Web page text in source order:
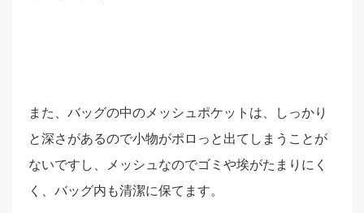
また、バッグの中のメッシュポケットは、しっかり
と深さがあるので小物がポロっと出てしまうことが
ないですし、メッシュなのでゴミや埃がたまりにく
く、バッグ内も清潔に保てます。